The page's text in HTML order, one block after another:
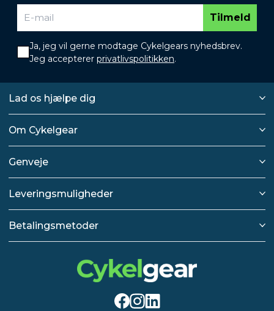
Tilmeld
Ja, jeg vil gerne modtage Cykelgears nyhedsbrev.
Jeg accepterer privatlivspolitikken.
Lad os hjælpe dig
Om Cykelgear
Genveje
Leveringsmuligheder
Betalingsmetoder